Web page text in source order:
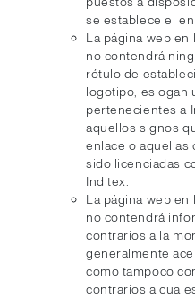
se establece el
La página web en
no contendrá
rótulo de
logotipo, eslogan
pertenecientes a
aquellos signos
enlace o aquellas
sido licenciadas
Inditex.
La página web en
no contendrá
contrarios a la
generalmente
como tampoco
contrarios a